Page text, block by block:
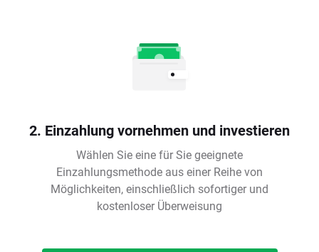
2. Einzahlung vornehmen und investieren
Wählen Sie eine für Sie geeignete
Einzahlungsmethode aus einer Reihe von
Möglichkeiten, einschließlich sofortiger und
kostenloser Überweisung